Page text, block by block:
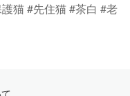
猫 #先住猫 #茶白 #老